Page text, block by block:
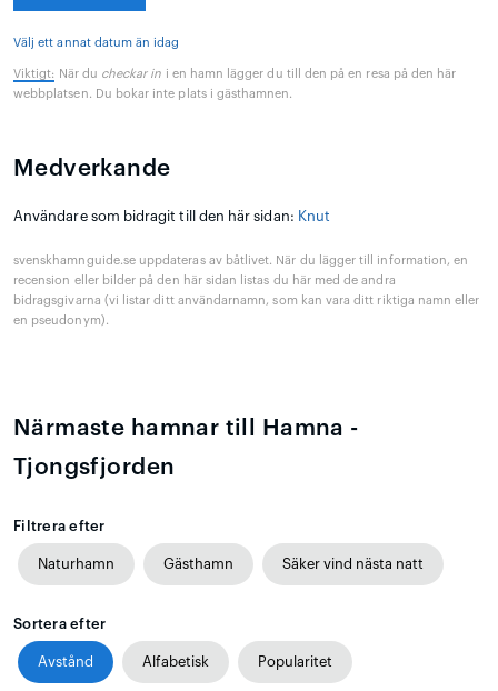
Välj ett annat datum än idag
Viktigt: När du checkar in i en hamn lägger du till den på en resa på den här
webbplatsen. Du bokar inte plats i gästhamnen.
Medverkande
Användare som bidragit till den här sidan: Knut
svenskhamnguide.se uppdateras av båtlivet. När du lägger till information, en
recension eller bilder på den här sidan listas du här med de andra
bidragsgivarna (vi listar ditt användarnamn, som kan vara ditt riktiga namn eller
en pseudonym).
Närmaste hamnar till Hamna -
Tjongsfjorden
Filtrera efter
Naturhamn Gästhamn Säker vind nästa natt
Sortera efter
Avstånd Alfabetisk Popularitet